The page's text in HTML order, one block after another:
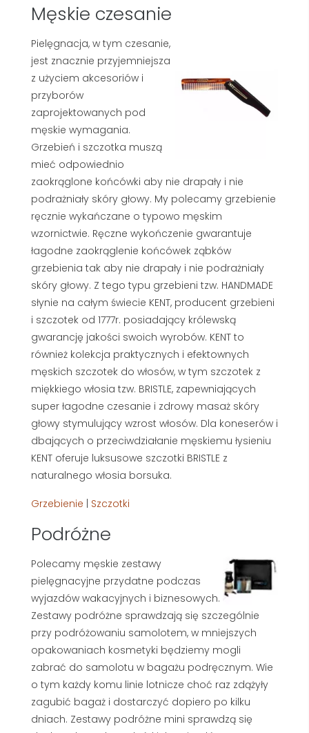
Męskie czesanie
Pielęgnacja, w tym czesanie,
jest znacznie przyjemniejsza
z użyciem akcesoriów i
przyborów
zaprojektowanych pod
męskie wymagania.
Grzebień i szczotka muszą
mieć odpowiednio
zaokrąglone końcówki aby nie drapały i nie
podrażniały skóry głowy. My polecamy grzebienie
ręcznie wykańczane o typowo męskim
wzornictwie. Ręczne wykończenie gwarantuje
łagodne zaokrąglenie końcówek ząbków
grzebienia tak aby nie drapały i nie podrażniały
skóry głowy. Z tego typu grzebieni tzw. HANDMADE
słynie na całym świecie KENT, producent grzebieni
i szczotek od 1777r. posiadający królewską
gwarancję jakości swoich wyrobów. KENT to
również kolekcja praktycznych i efektownych
męskich szczotek do włosów, w tym szczotek z
miękkiego włosia tzw. BRISTLE, zapewniających
super łagodne czesanie i zdrowy masaż skóry
głowy stymulujący wzrost włosów. Dla koneserów i
dbających o przeciwdziałanie męskiemu łysieniu
KENT oferuje luksusowe szczotki BRISTLE z
naturalnego włosia borsuka.
Grzebienie | Szczotki
Podróżne
Polecamy męskie zestawy
pielęgnacyjne przydatne podczas
wyjazdów wakacyjnych i biznesowych.
Zestawy podróżne sprawdzają się szczególnie
przy podróżowaniu samolotem, w mniejszych
opakowaniach kosmetyki będziemy mogli
zabrać do samolotu w bagażu podręcznym. Wie
o tym każdy komu linie lotnicze choć raz zdążyły
zagubić bagaż i dostarczyć dopiero po kilku
dniach. Zestawy podróżne mini sprawdzą się